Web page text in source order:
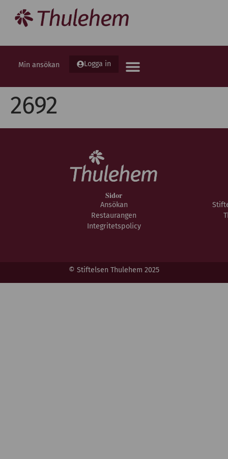
Min ansökan Logga in
2692
Sidor
Ansökan
Restaurangen
Integritetspolicy
© Stiftelsen Thulehem 2025